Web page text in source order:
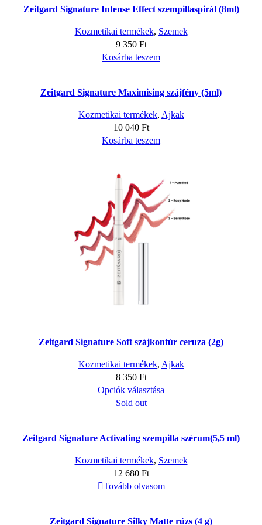
Zeitgard Signature Intense Effect szempillaspirál (8ml)
Kozmetikai termékek, Szemek
9 350 Ft
Kosárba teszem
Zeitgard Signature Maximising szájfény (5ml)
Kozmetikai termékek, Ajkak
10 040 Ft
Kosárba teszem
Zeitgard Signature Soft szájkontúr ceruza (2g)
Kozmetikai termékek, Ajkak
8 350 Ft
Opciók választása
variációja
A
a
választhatók
Sold out
Zeitgard Signature Activating szempilla szérum(5,5 ml)
Kozmetikai termékek, Szemek
12 680 Ft
Tovább olvasom
Zeitgard Signature Silky Matte rúzs (4 g)